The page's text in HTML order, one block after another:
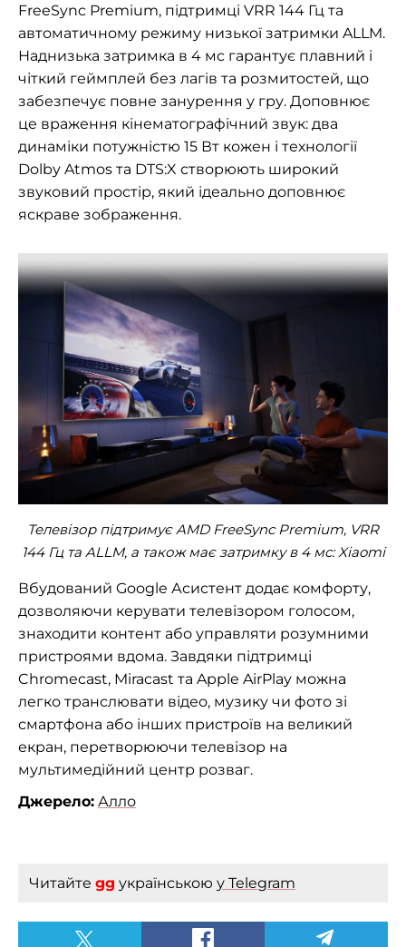
FreeSync Premium, підтримці VRR 144 Гц та
автоматичному режиму низької затримки ALLM.
Наднизька затримка в 4 мс гарантує плавний і
чіткий геймплей без лагів та розмитостей, що
забезпечує повне занурення у гру. Доповнює
це враження кінематографічний звук: два
динаміки потужністю 15 Вт кожен і технології
Dolby Atmos та DTS:X створюють широкий
звуковий простір, який ідеально доповнює
яскраве зображення.
Телевізор підтримує AMD FreeSync Premium, VRR
144 Гц та ALLM, а також має затримку в 4 мс: Xiaomi
Вбудований Google Асистент додає комфорту,
дозволяючи керувати телевізором голосом,
знаходити контент або управляти розумними
пристроями вдома. Завдяки підтримці
Chromecast, Miracast та Apple AirPlay можна
легко транслювати відео, музику чи фото зі
смартфона або інших пристроїв на великий
екран, перетворюючи телевізор на
мультимедійний центр розваг.
Джерело: Алло
Читайте gg українською у Telegram